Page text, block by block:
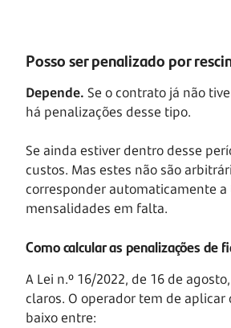
Posso ser penalizado por
Depende. Se o contrato já não
há penalizações desse tipo.
Se ainda estiver dentro desse
custos. Mas estes não são
corresponder automaticamente a
mensalidades em falta.
Como calcular as penalizações de
A Lei n.º 16/2022, de 16 de
claros. O operador tem de aplicar
baixo entre: